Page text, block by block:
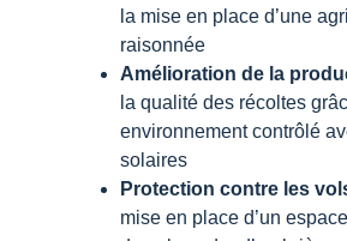
la mise en place d’une
raisonnée
Amélioration de la
la qualité des récoltes
environnement contrôlé
solaires
Protection contre les
mise en place d’un